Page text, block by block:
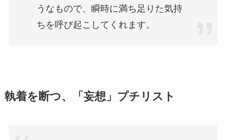
うなもので、瞬時に満ち足りた気持
ちを呼び起こしてくれます。
執着を断つ、「妄想」プチリスト